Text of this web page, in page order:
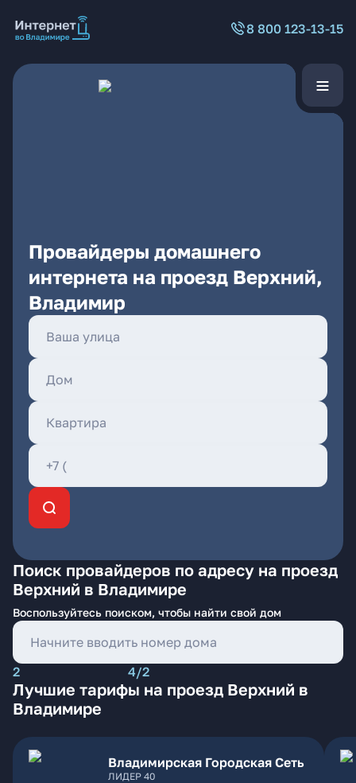
8 800 123-13-15
Провайдеры домашнего
интернета на проезд Верхний,
Владимир
Поиск провайдеров по адресу на проезд
Верхний в Владимире
Воспользуйтесь поиском, чтобы найти свой дом
2 4/2
Лучшие тарифы на проезд Верхний в
Владимире
Владимирская Городская Сеть
ЛИДЕР 40